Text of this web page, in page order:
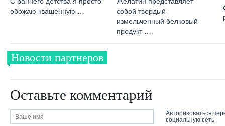
обожаю квашенную …
собой твердый
измельченный белковый
продукт …
Новости партнеров
Оставьте комментарий
Авторизоваться
социальную сеть